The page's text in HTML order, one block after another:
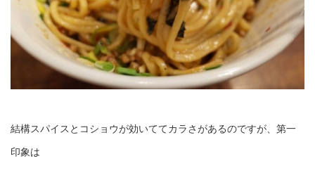
結構スパイスとコショウが効いててカラさがあるのですが、第一
印象は